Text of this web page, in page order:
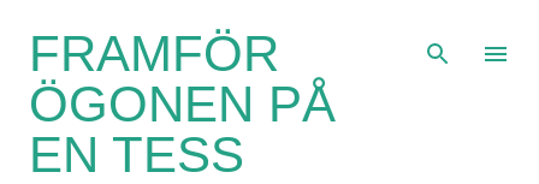
Fortsätt till huvudinnehåll
FRAMFÖR
ÖGONEN PÅ
EN TESS